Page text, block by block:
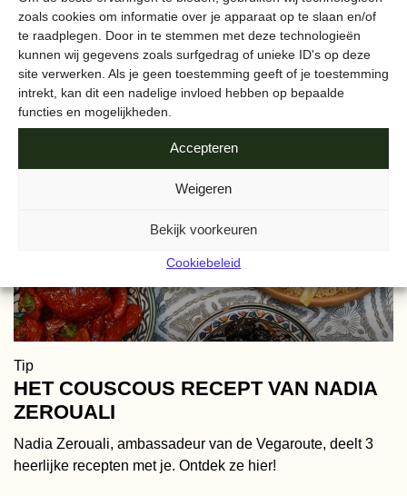
zoals cookies om informatie over je apparaat op te slaan en/of
te raadplegen. Door in te stemmen met deze technologieën
kunnen wij gegevens zoals surfgedrag of unieke ID's op deze
site verwerken. Als je geen toestemming geeft of je toestemming
intrekt, kan dit een nadelige invloed hebben op bepaalde
functies en mogelijkheden.
Accepteren
Weigeren
Bekijk voorkeuren
Cookiebeleid
AMSTERDAMSE BODEM
Tip
HET COUSCOUS RECEPT VAN NADIA
ZEROUALI
Nadia Zerouali, ambassadeur van de Vegaroute, deelt 3
heerlijke recepten met je. Ontdek ze hier!